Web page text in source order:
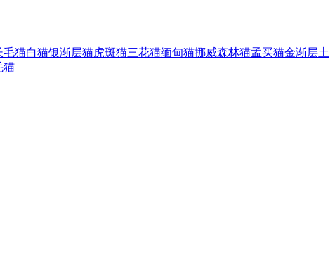
毛猫白猫银渐层猫虎斑猫三花猫缅甸猫挪威森林猫孟买猫金渐层土
猫